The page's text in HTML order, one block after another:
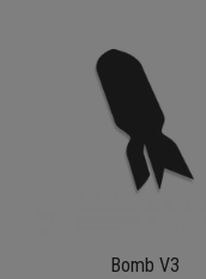
Bomb V3